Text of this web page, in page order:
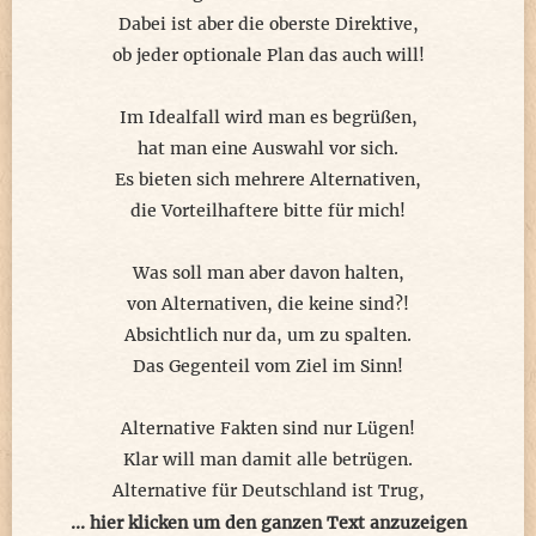
nein! das wird es heute nicht!
bei Tag ist er mein zweites Zuhause
eigentlich mir egal, wenn es knarzt
zum Verstecken nur als Pause ...
mein Ziel hab ich gerade erkannt
da, wo ich heute erst kurz war
die Jägerhütte da drüben am Waldesrand
ein langer Feldweg mit Schotterkieseln
ich dreh mich sicherheitshalber um
ok, hinter mir ist alles stumm ...
Dabei ist aber die oberste Direktive,
ob jeder optionale Plan das auch will!
Im Idealfall wird man es begrüßen,
hat man eine Auswahl vor sich.
Es bieten sich mehrere Alternativen,
die Vorteilhaftere bitte für mich!
Was soll man aber davon halten,
von Alternativen, die keine sind?!
Absichtlich nur da, um zu spalten.
Das Gegenteil vom Ziel im Sinn!
Alternative Fakten sind nur Lügen!
Klar will man damit alle betrügen.
Alternative für Deutschland ist Trug,
Keine Lösung, aber an Hass genug.
... hier klicken um den ganzen Text anzuzeigen